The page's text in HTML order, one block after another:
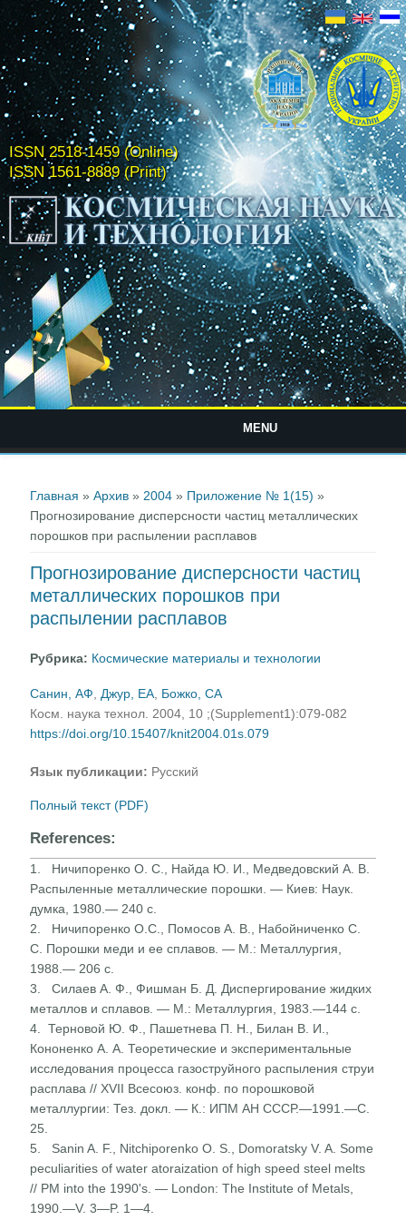
ISSN 2518-1459 (Online)
ISSN 1561-8889 (Print)
MENU
Главная »Архив » 2004 » Приложение № 1(15) »
Прогнозирование дисперсности частиц металлических
порошков при распылении расплавов
Прогнозирование дисперсности частиц
металлических порошков при
распылении расплавов
Рубрика: Космические материалы и технологии
Санин, АФ Джур, ЕА Божко, СА
Косм. наука технол. 2004, 10 ;(Supplement1):079-082
https://doi.org/10.15407/knit2004.01s.079
Язык публикации: Русский
Полный текст (PDF)
References:
1. Ничипоренко О. С., Найда Ю. И., Медведовский А. В.
Распыленные металлические порошки. — Киев: Наук.
думка, 1980.— 240 с.
2. Ничипоренко О.С., Помосов А. В., Набойниченко С.
С. Порошки меди и ее сплавов. — М.: Металлургия,
1988.— 206 с.
3. Силаев А. Ф., Фишман Б. Д. Диспергирование жидких
металлов и сплавов. — М.: Металлургия, 1983.—144 с.
4. Терновой Ю. Ф., Пашетнева П. Н., Билан В. И.,
Кононенко А. А. Теоретические и экспериментальные
исследования процесса газоструйного распыления струи
расплава // XVII Всесоюз. конф. по порошковой
металлургии: Тез. докл. — К.: ИПМ АН СССР.—1991.—С.
25.
5. Sanin A. F., Nitchiporenko О. S., Domoratsky V. A. Some
peculiarities of water atoraization of high speed steel melts
// PM into the 1990's. — London: The Institute of Metals,
1990.—V. 3—P. 1—4.